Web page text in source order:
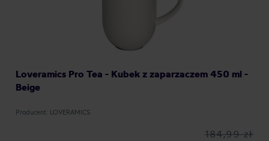
Loveramics Pro Tea - Kubek z zaparzaczem 450 ml -
Beige
Producent: LOVERAMICS
184,99 zł